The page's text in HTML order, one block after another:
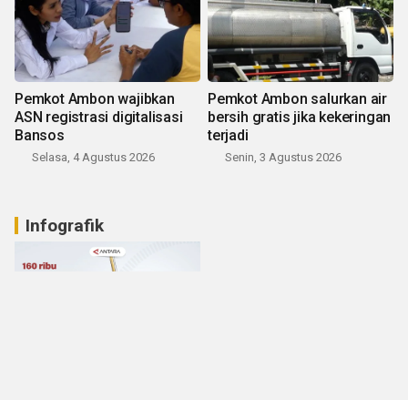
Pemkot Ambon wajibkan
ASN registrasi digitalisasi
Bansos
Selasa, 4 Agustus 2026
Pemkot Ambon salurkan air
bersih gratis jika kekeringan
terjadi
Senin, 3 Agustus 2026
Infografik